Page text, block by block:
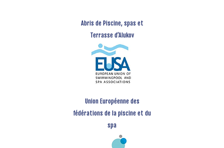
Abris de Piscine, spas et
Terrasse d’Alukov
Union Européenne des
fédérations de la piscine et du
spa